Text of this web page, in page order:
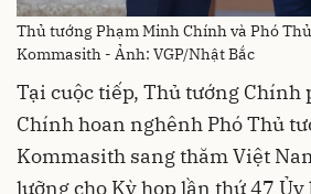
Thủ tướng Phạm Minh Chính và Phó
Kommasith - Ảnh: VGP/Nhật Bắc
Tại cuộc tiếp, Thủ tướng Chính
Chính hoan nghênh Phó Thủ
Kommasith sang thăm Việt
lưỡng cho Kỳ họp lần thứ 47